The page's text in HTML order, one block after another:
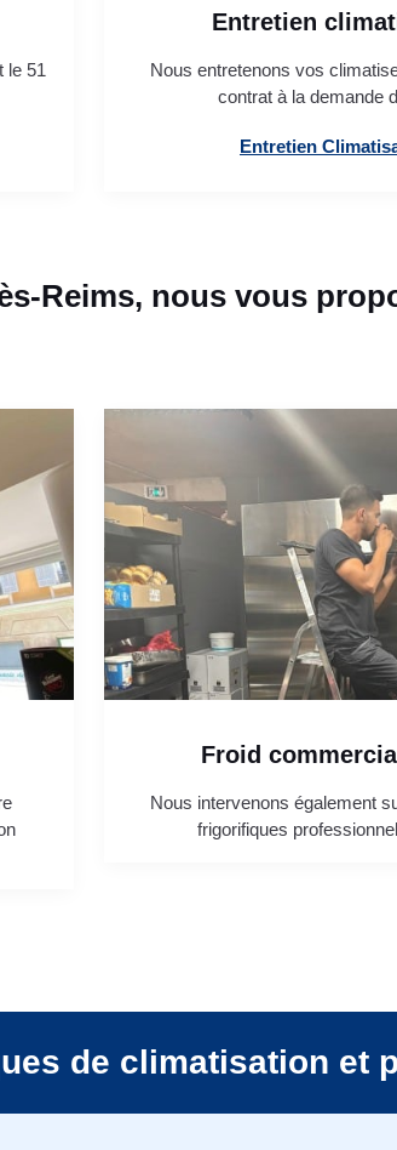
le 51
Entretien
Nous entretenons vos
contrat à la demande
Entretien
Reims, nous vous
Froid
Nous intervenons également
frigorifiques
de climatisation et